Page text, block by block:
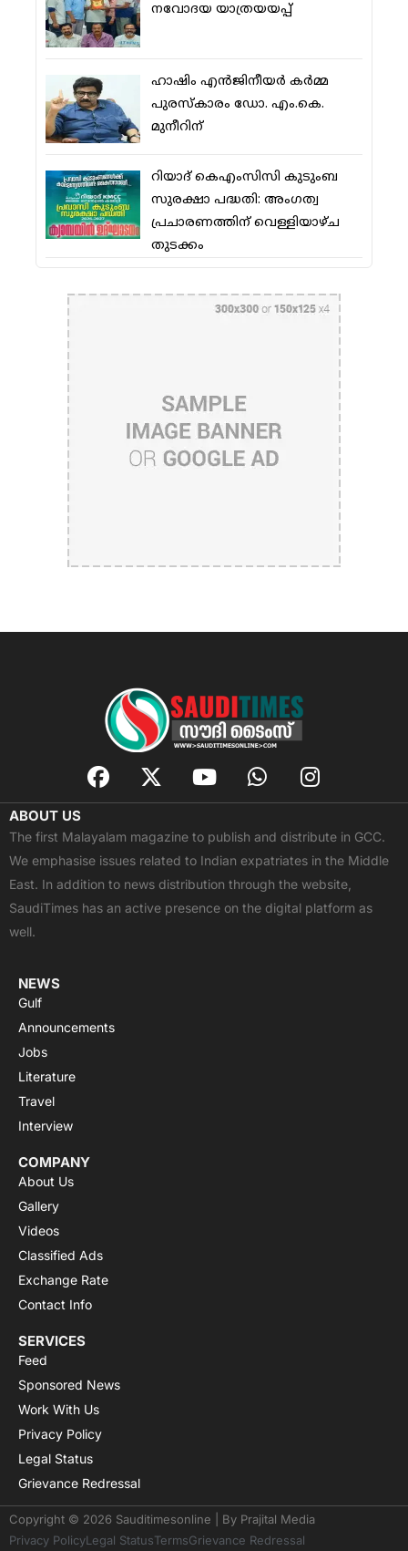
നവോദയ യാത്രയയപ്പ്
ഹാഷിം എന്‍ജിനീയര്‍ കര്‍മ്മ
പുരസ്‌കാരം ഡോ. എം.കെ.
മുനീറിന്
റിയാദ് കെഎംസിസി കുടുംബ
സുരക്ഷാ പദ്ധതി: അംഗത്വ
പ്രചാരണത്തിന് വെള്ളിയാഴ്ച
തുടക്കം
F
a
c
e
b
o
o
k
X
-
t
w
i
t
t
e
Y
o
u
t
u
b
e
W
h
a
t
s
a
p
p
I
n
s
t
a
g
r
a
ABOUT US
The first Malayalam magazine to publish and distribute in GCC.
We emphasise issues related to Indian expatriates in the Middle
East. In addition to news distribution through the website,
SaudiTimes has an active presence on the digital platform as
well.
NEWS
Gulf
Announcements
Jobs
Literature
Travel
Interview
COMPANY
About Us
Gallery
Videos
Classified Ads
Exchange Rate
Contact Info
SERVICES
Feed
Sponsored News
Work With Us
Privacy Policy
Legal Status
Grievance Redressal
Copyright © 2026 Sauditimesonline | By Prajital Media
Privacy PolicyLegal StatusTermsGrievance Redressal